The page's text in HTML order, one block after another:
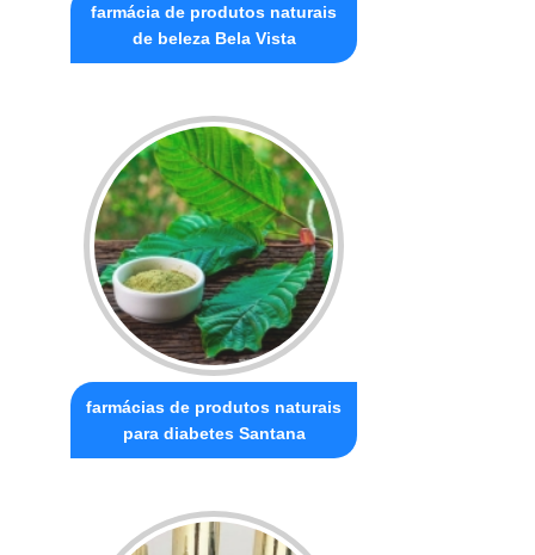
farmácia de produtos naturais
de beleza Bela Vista
farmácias de produtos naturais
para diabetes Santana